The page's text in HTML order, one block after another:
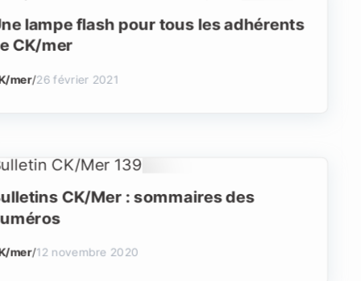
lampe flash pour tous les adhérents
CK/mer
mer/26 février 2021
CK/Mer : sommaires des
mer/12 novembre 2020